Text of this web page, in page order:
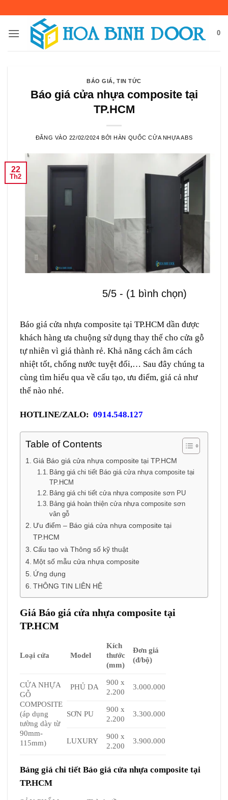
nội
0
BÁO GIÁ,TIN TỨC
Báo giá cửa nhựa composite tại
TP.HCM
ĐĂNG VÀO 22/02/2024 BỞIHÀN QUỐC CỬA NHỰA ABS
22
Th2
5/5 - (1 bình chọn)
Báo giá cửa nhựa composite tại TP.HCM dần được
khách hàng ưa chuộng sử dụng thay thế cho cửa gỗ
tự nhiên vì giá thành rẻ. Khả năng cách âm cách
nhiệt tốt, chống nước tuyệt đối,… Sau đây chúng ta
cùng tìm hiểu qua về cấu tạo, ưu điểm, giá cả như
thế nào nhé.
HOTLINE/ZALO: 0914.548.127
Table of Contents
Giá Báo giá cửa nhựa composite tại TP.HCM
Bảng giá chi tiết Báo giá cửa nhựa composite tại
TP.HCM
Bảng giá chi tiết cửa nhựa composite sơn PU
Bảng giá hoàn thiện cửa nhựa composite sơn
vân gỗ
Ưu điểm – Báo giá cửa nhựa composite tại
TP.HCM
Cấu tạo và Thông số kỹ thuật
Một số mẫu cửa nhựa composite
Ứng dụng
THÔNG TIN LIÊN HỆ
Giá Báo giá cửa nhựa composite tại
TP.HCM
Loại cửa Model
Kích
thước
(mm)
Đơn giá
(đ/bộ)
CỬA NHỰA
GỖ
COMPOSITE
(áp dụng
tường dày từ
90mm-
115mm)
PHỦ DA
900 x
2.200
3.000.000
SƠN PU
900 x
2.200
3.300.000
LUXURY
900 x
2.200
3.900.000
Bảng giá chi tiết Báo giá cửa nhựa composite tại
TP.HCM